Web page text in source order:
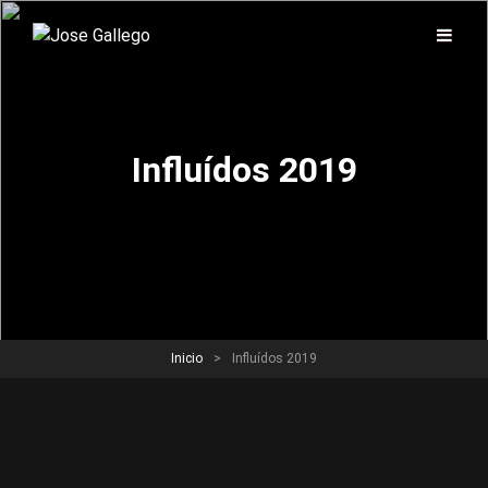
Influídos 2019
Inicio > Influídos 2019